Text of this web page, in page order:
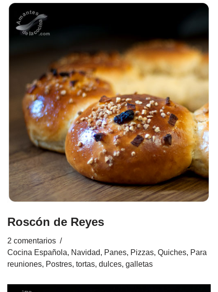
Roscón de Reyes
2 comentarios
Cocina Española, Navidad, Panes, Pizzas, Quiches, Para
reuniones, Postres, tortas, dulces, galletas